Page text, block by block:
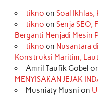
b
o
k
a
r
a
m
o
k
e
r
e
s
t
tikno on Soal Ikhlas,
tikno on Senja SEO,
Berganti Menjadi Mesin
tikno on Nusantara
Konstruksi Maritim,
Amril Taufik Gobel
MENYISAKAN JEJAK
Musniaty Musni on